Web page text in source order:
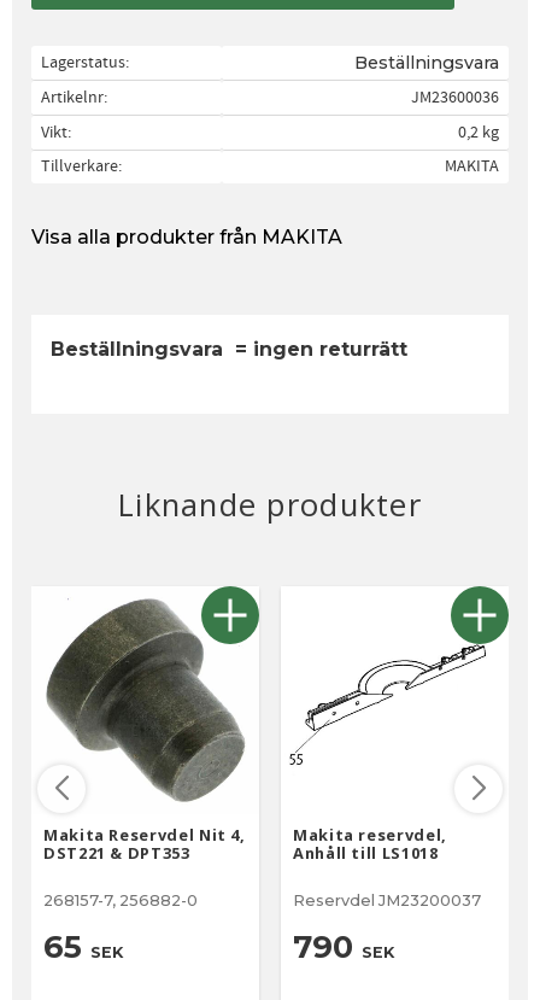
Lagerstatus Beställningsvara
Artikelnr
JM23600036
Vikt
0,2 kg
Tillverkare
MAKITA
Visa alla produkter från MAKITA
Beställningsvara = ingen returrätt
Liknande produkter
Makita Reservdel Nit 4,
DST221 & DPT353
268157-7, 256882-0
65 SEK
Makita reservdel,
Anhåll till LS1018
Reservdel JM23200037
790 SEK